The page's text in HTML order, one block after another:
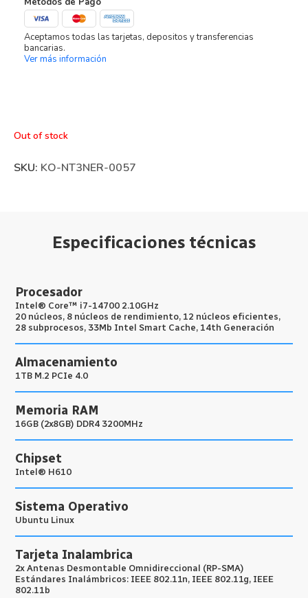
Aceptamos todas las tarjetas, depositos y transferencias
bancarias.
Ver más información
Out of stock
SKU: KO-NT3NER-0057
Especificaciones técnicas
Procesador
Intel® Core™ i7-14700 2.10GHz
20 núcleos, 8 núcleos de rendimiento, 12 núcleos eficientes,
28 subprocesos, 33Mb Intel Smart Cache, 14th Generación
Almacenamiento
1TB M.2 PCIe 4.0
Memoria RAM
16GB (2x8GB) DDR4 3200MHz
Chipset
Intel® H610
Sistema Operativo
Ubuntu Linux
Tarjeta Inalambrica
2x Antenas Desmontable Omnidireccional (RP-SMA)
Estándares Inalámbricos: IEEE 802.11n, IEEE 802.11g, IEEE
802.11b